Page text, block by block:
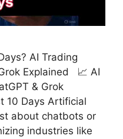
AI Trading
Explained 📈 AI
& Grok
10 Days Artificial
about chatbots or
industries like